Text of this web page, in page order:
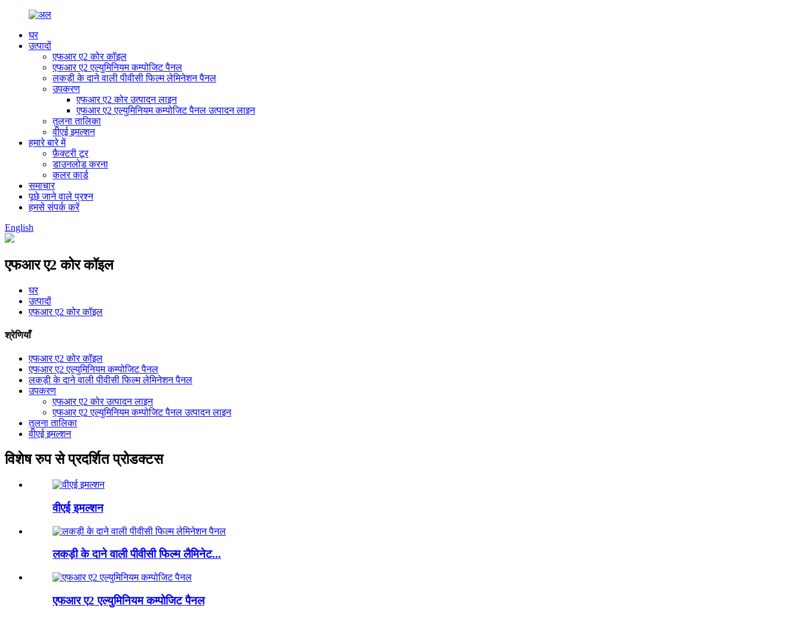
घर
उत्पादों
एफआर ए2 कोर कॉइल
एफआर ए2 एल्युमिनियम कम्पोजिट पैनल
लकड़ी के दाने वाली पीवीसी फिल्म लेमिनेशन पैनल
उपकरण
एफआर ए2 कोर उत्पादन लाइन
एफआर ए2 एल्युमिनियम कम्पोजिट पैनल उत्पादन लाइन
तुलना तालिका
वीएई इमल्शन
हमारे बारे में
फ़ैक्टरी टूर
डाउनलोड करना
कलर कार्ड
समाचार
पूछे जाने वाले प्रश्न
हमसे संपर्क करें
English
एफआर ए2 कोर कॉइल
घर
उत्पादों
एफआर ए2 कोर कॉइल
श्रेणियाँ
एफआर ए2 कोर कॉइल
एफआर ए2 एल्युमिनियम कम्पोजिट पैनल
लकड़ी के दाने वाली पीवीसी फिल्म लेमिनेशन पैनल
उपकरण
एफआर ए2 कोर उत्पादन लाइन
एफआर ए2 एल्युमिनियम कम्पोजिट पैनल उत्पादन लाइन
तुलना तालिका
वीएई इमल्शन
विशेष रुप से प्रदर्शित प्रोडक्टस
वीएई इमल्शन
लकड़ी के दाने वाली पीवीसी फिल्म लैमिनेट...
एफआर ए2 एल्युमिनियम कम्पोजिट पैनल